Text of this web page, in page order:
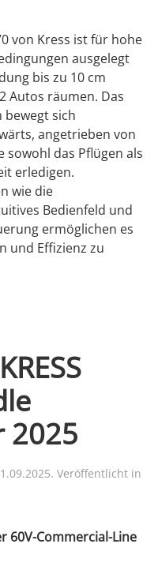
von Kress ist für hohe
ausgelegt
bis zu 10 cm
Autos räumen. Das
sich
angetrieben von
das Pflügen als
erledigen.
wie die
Bedienfeld und
ermöglichen es
und Effizienz zu
2025
. Veröffentlicht in
60V-Commercial-Line